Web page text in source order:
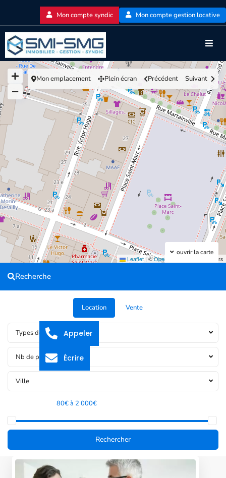
Mon compte syndic Mon compte gestion locative
Leaflet |©OpenStreetMap contributors
ouvrir la carte
Mon emplacement Plein écran Précédent Suivant
Recherche
Location Vente
Types de bien
Nb de pièces
Ville
80€ à 2 000€
Appeler
Écrire